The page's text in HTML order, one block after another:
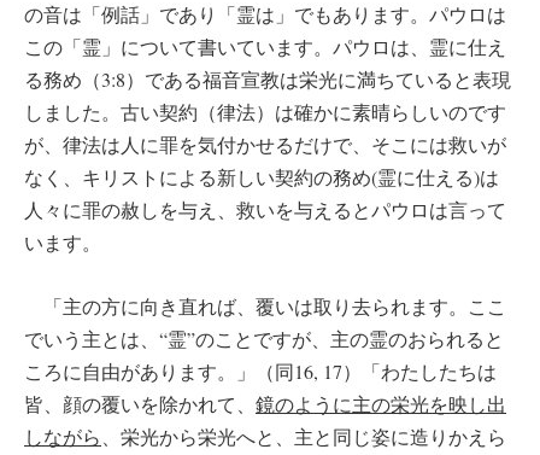
の音は「例話」であり「霊は」でもあります。パウロは
この「霊」について書いています。パウロは、霊に仕え
る務め（3:8）である福音宣教は栄光に満ちていると表現
しました。古い契約（律法）は確かに素晴らしいのです
が、律法は人に罪を気付かせるだけで、そこには救いが
なく、キリストによる新しい契約の務め(霊に仕える)は
人々に罪の赦しを与え、救いを与えるとパウロは言って
います。
「主の方に向き直れば、覆いは取り去られます。ここ
でいう主とは、“霊”のことですが、主の霊のおられると
ころに自由があります。」（同16, 17）「わたしたちは
皆、顔の覆いを除かれて、 鏡のように主の栄光を映し出
しながら 、栄光から栄光へと、主と同じ姿に造りかえら